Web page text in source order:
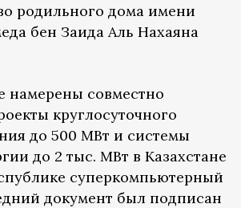
родильного дома имени
бен Заида Аль Нахаяна
намерены совместно
круглосуточного
до 500 МВт и системы
до 2 тыс. МВт в Казахстане
суперкомпьютерный
документ был подписан